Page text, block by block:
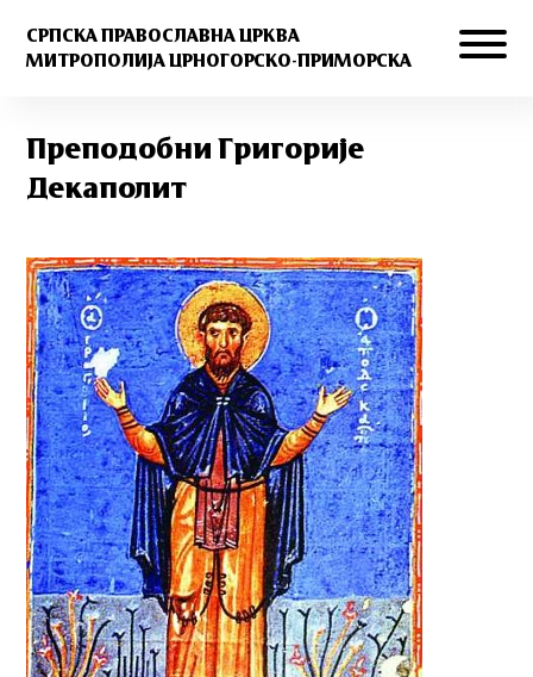
СРПСКА ПРАВОСЛАВНА ЦРКВА
МИТРОПОЛИЈА ЦРНОГОРСКО-ПРИМОРСКА
Преподобни Григорије
Декаполит